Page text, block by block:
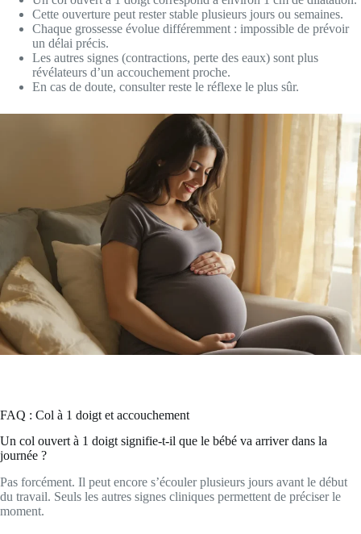
Cette ouverture peut rester stable plusieurs jours ou semaines.
Chaque grossesse évolue différemment : impossible de prévoir
un délai précis.
Les autres signes (contractions, perte des eaux) sont plus
révélateurs d’un accouchement proche.
En cas de doute, consulter reste le réflexe le plus sûr.
FAQ : Col à 1 doigt et accouchement
Un col ouvert à 1 doigt signifie-t-il que le bébé va arriver dans la
journée ?
Pas forcément. Il peut encore s’écouler plusieurs jours avant le début
du travail. Seuls les autres signes cliniques permettent de préciser le
moment.